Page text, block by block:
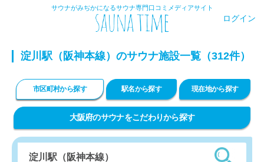
サウナがみぢかになるサウナ専門口コミメディアサイト
ログイン
淀川駅（阪神本線）のサウナ施設一覧（312件）
市区町村から探す 駅名から探す 現在地から探す
大阪府のサウナをこだわりから探す